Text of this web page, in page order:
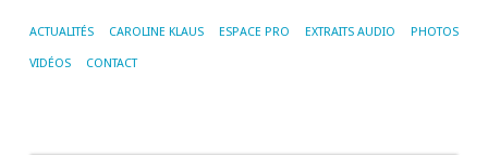
ACTUALITÉS CAROLINE KLAUS ESPACE PRO EXTRAITS AUDIO PHOTOS
VIDÉOS CONTACT